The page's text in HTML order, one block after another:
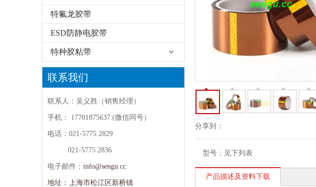
特氟龙胶带
ESD防静电胶带
特种胶粘带
联系我们
联系人：吴义胜（销售经理）
手机： 17701875637 (微信同号）
电话：021-5775 2829
021-5775 2836
电子邮件： info@sengu.cc
地址：上海市松江区新桥镇
分享到：
型号： 见下列表
产品描述及资料下载